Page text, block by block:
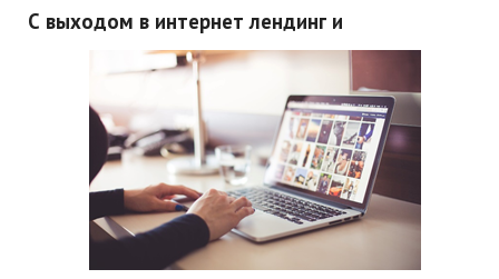
С выходом в интернет лендинг и